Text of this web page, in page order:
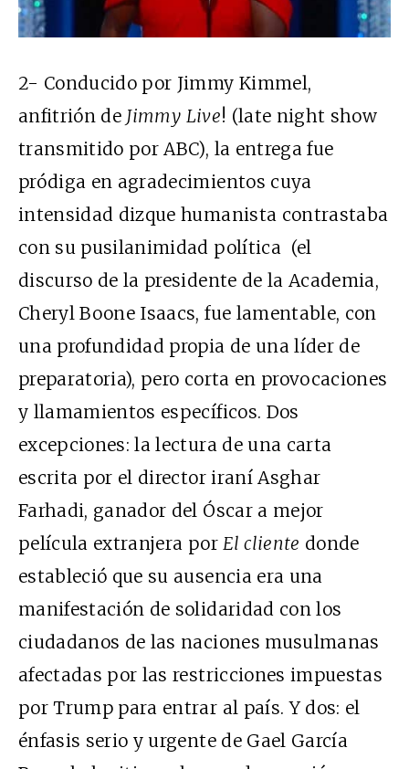
2- Conducido por Jimmy Kimmel,
anfitrión de Jimmy Live! (late night show
transmitido por ABC), la entrega fue
pródiga en agradecimientos cuya
intensidad dizque humanista contrastaba
con su pusilanimidad política (el
discurso de la presidente de la Academia,
Cheryl Boone Isaacs, fue lamentable, con
una profundidad propia de una líder de
preparatoria), pero corta en provocaciones
y llamamientos específicos. Dos
excepciones: la lectura de una carta
escrita por el director iraní Asghar
Farhadi, ganador del Óscar a mejor
película extranjera porEl cliente donde
estableció que su ausencia era una
manifestación de solidaridad con los
ciudadanos de las naciones musulmanas
afectadas por las restricciones impuestas
por Trump para entrar al país. Y dos: el
énfasis serio y urgente de Gael García